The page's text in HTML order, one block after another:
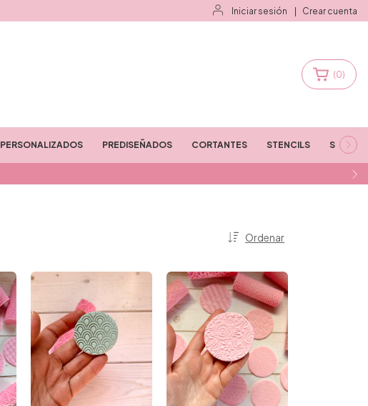
Iniciar sesión Crear cuenta
(0)
PERSONALIZADOS PREDISEÑADOS CORTANTES STENCILS STAMPS
Ordenar